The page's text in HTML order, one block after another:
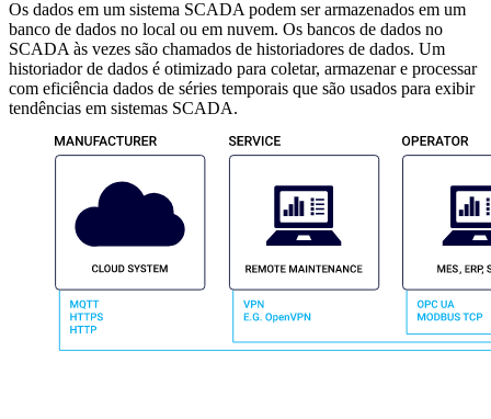
Os dados em um sistema SCADA podem ser armazenados em um
banco de dados no local ou em nuvem. Os bancos de dados no
SCADA às vezes são chamados de historiadores de dados. Um
historiador de dados é otimizado para coletar, armazenar e processar
com eficiência dados de séries temporais que são usados para exibir
tendências em sistemas SCADA.